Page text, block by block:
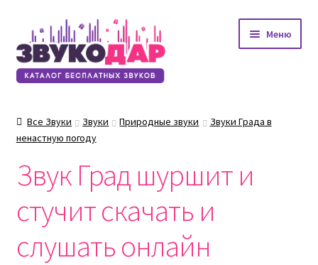
Перейти
к
навигации
Перейти
к
содержимому
Меню
Все Звуки Звуки Природные звуки
Звуки Града в
ненастную погоду
Звук Град шуршит и
стучит скачать и
слушать онлайн